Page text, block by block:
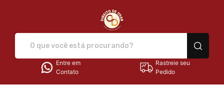
Entre em
Contato
Rastreie seu
Pedido